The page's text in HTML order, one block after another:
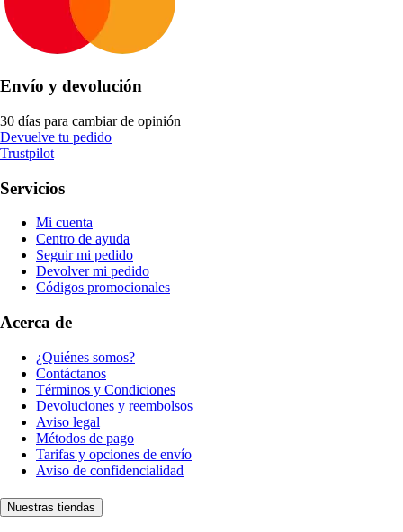
Envío y devolución
30 días para cambiar de opinión
Devuelve tu pedido
Trustpilot
Servicios
Mi cuenta
Centro de ayuda
Seguir mi pedido
Devolver mi pedido
Códigos promocionales
Acerca de
¿Quiénes somos?
Contáctanos
Términos y Condiciones
Devoluciones y reembolsos
Aviso legal
Métodos de pago
Tarifas y opciones de envío
Aviso de confidencialidad
Nuestras tiendas